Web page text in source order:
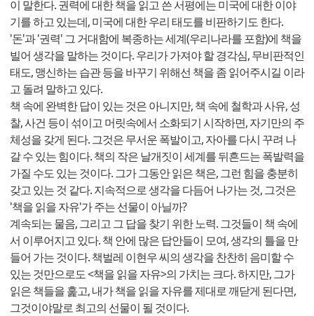
이 말한다. 권력에 대한 책을 읽고 쓴 서평에는 미국에 대한 이야
기를 하고 있는데, 미국에 대한 우리 태도를 비판하기도 한다.
'돈'과 '권력' 그 거대함에 복종하는 세계(우리나라를 포함)에 책을
빌어 생각을 말하는 것이다. 우리가 가져야 할 경각심, 무비판적인
태도, 맹신하는 습관 등을 바꾸기 위해선 책을 좀 읽어주시길 이라
고 돌려 말하고 있다.
책 속에 완벽한 답이 있는 것은 아니지만, 책 속에 철학과 사유, 성
찰, 사건 등이 섞이고 머릿속에서 소화되기 시작하면, 자기만의 주
체성을 갖게 된다. 그것은 무서운 폭발이고, 자아를 다시 꾸려 나
갈 수 있는 힘이다. 책의 작은 날개짓이 세계를 뒤흔드는 폭발력을
가질 수도 있는 것이다. 그가 그동안 읽은 책은, 그런 힘을 충분히
갖고 있는 것 같다. 지속적으로 생각을 다듬어 나가는 것, 그것은
'책을 읽을 자유'가 주는 선물이 아닐까?
계속되는 물음, 그리고 그 답을 찾기 위한 노력. 그것들이 책 속에
서 이루어지고 있다. 책 안에 많은 답안들이 모여, 생각의 틀을 만
들어 가는 것이다. 책벌레 이현우 씨의 생각을 찬찬히 음미할 수
있는 것만으로도 <책을 읽을 자유>의 가치는 크다. 하지만, 그가
읽은 책들을 훑고, 내가 책을 읽을 자유를 제대로 깨닫게 된다면,
그것이야말로 최고의 선물이 될 것이다.